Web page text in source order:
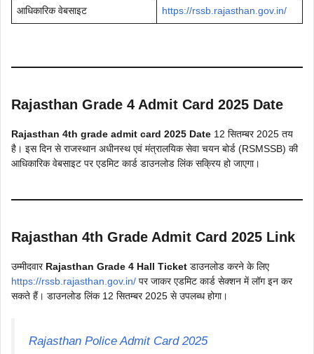
आधिकारिक वेबसाइट https://rssb.rajasthan.gov.in/
Rajasthan Grade 4 Admit Card 2025 Date
Rajasthan 4th grade admit card 2025 Date 12 सितम्बर 2025 तय
है। इस दिन से राजस्थान अधीनस्थ एवं मंत्रालयिक सेवा चयन बोर्ड (RSMSSB) की
आधिकारिक वेबसाइट पर एडमिट कार्ड डाउनलोड लिंक सक्रिय हो जाएगा।
Rajasthan 4th Grade Admit Card 2025 Link
उम्मीदवार Rajasthan Grade 4 Hall Ticket डाउनलोड करने के लिए
https://rssb.rajasthan.gov.in/ पर जाकर एडमिट कार्ड सेक्शन में लॉग इन कर
सकते हैं। डाउनलोड लिंक 12 सितम्बर 2025 से उपलब्ध होगा।
Rajasthan Police Admit Card 2025